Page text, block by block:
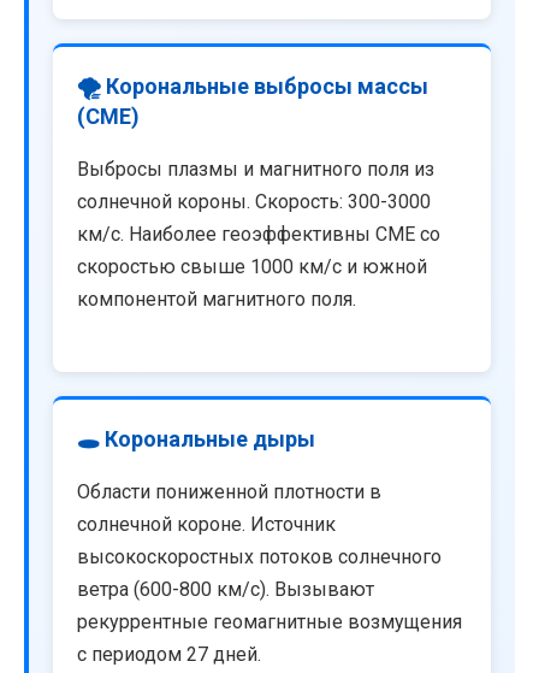
🌪️ Корональные выбросы массы
(CME)
Выбросы плазмы и магнитного поля из
солнечной короны. Скорость: 300-3000
км/с. Наиболее геоэффективны CME со
скоростью свыше 1000 км/с и южной
компонентой магнитного поля.
🕳️ Корональные дыры
Области пониженной плотности в
солнечной короне. Источник
высокоскоростных потоков солнечного
ветра (600-800 км/с). Вызывают
рекуррентные геомагнитные возмущения
с периодом 27 дней.